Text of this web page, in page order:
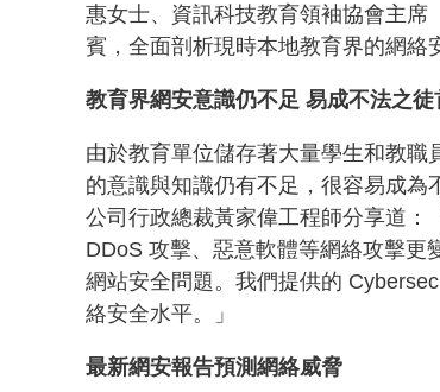
惠女士、資訊科技教育領袖協會主
賓，全面剖析現時本地教育界的網絡
教育界網安意識仍不足 易成不法之徒
由於教育單位儲存著大量學生和教
的意識與知識仍有不足，很容易成
公司行政總裁黃家偉工程師分享道：
DDoS 攻擊、惡意軟體等網絡攻擊更
網站安全問題。我們提供的
絡安全水平。」
最新網安報告預測網絡威脅